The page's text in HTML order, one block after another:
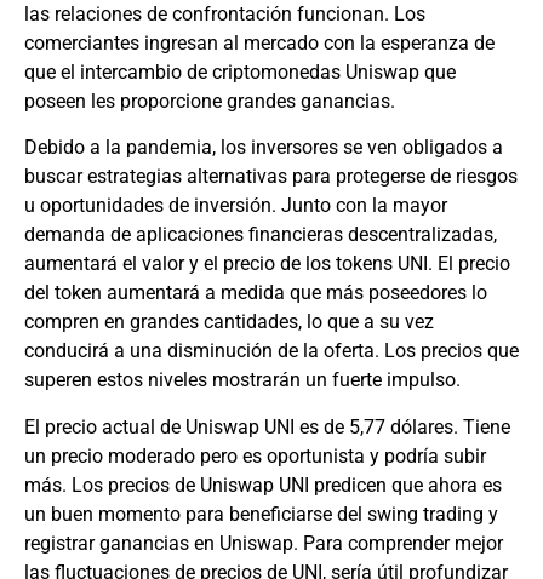
las relaciones de confrontación funcionan. Los
comerciantes ingresan al mercado con la esperanza de
que el intercambio de criptomonedas Uniswap que
poseen les proporcione grandes ganancias.
Debido a la pandemia, los inversores se ven obligados a
buscar estrategias alternativas para protegerse de riesgos
u oportunidades de inversión. Junto con la mayor
demanda de aplicaciones financieras descentralizadas,
aumentará el valor y el precio de los tokens UNI. El precio
del token aumentará a medida que más poseedores lo
compren en grandes cantidades, lo que a su vez
conducirá a una disminución de la oferta. Los precios que
superen estos niveles mostrarán un fuerte impulso.
El precio actual de Uniswap UNI es de 5,77 dólares. Tiene
un precio moderado pero es oportunista y podría subir
más. Los precios de Uniswap UNI predicen que ahora es
un buen momento para beneficiarse del swing trading y
registrar ganancias en Uniswap. Para comprender mejor
las fluctuaciones de precios de UNI, sería útil profundizar